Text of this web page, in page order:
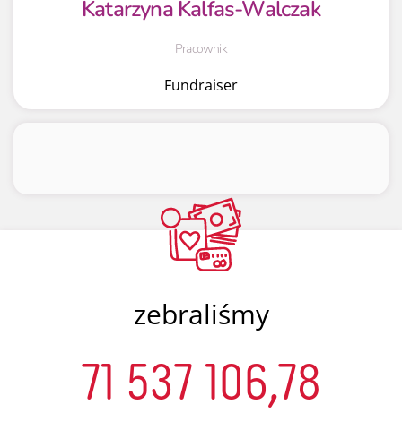
Katarzyna Kalfas-Walczak
Pracownik
Fundraiser
zebraliśmy
71 537 106,78